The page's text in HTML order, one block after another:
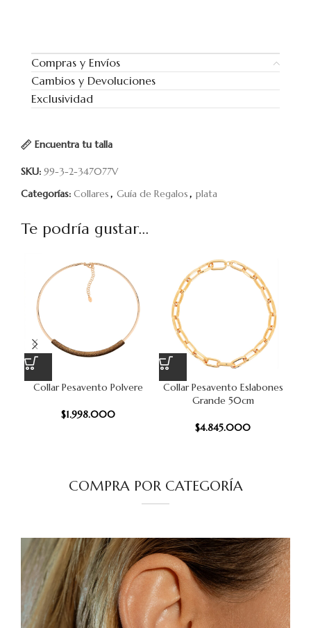
Encuentra tu talla
Compras y Envíos
Cambios y Devoluciones
Exclusividad
SKU: 99-3-2-347077V
Categorías: Collares, Guía de Regalos, plata
Te podría gustar...
Collar Pesavento Polvere
$1.998.000
Collar Pesavento Eslabones
Grande 50cm
$4.845.000
COMPRA POR CATEGORÍA